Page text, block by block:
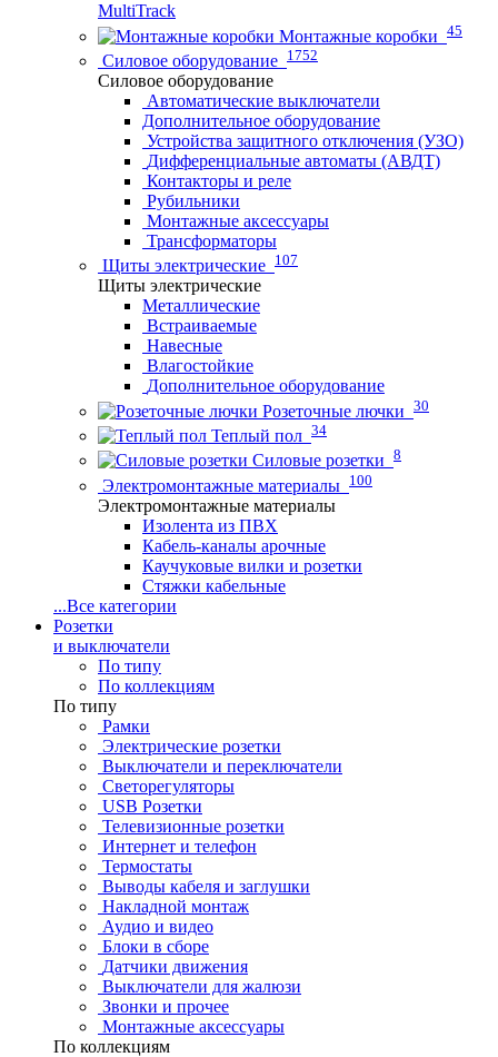
MultiTrack
Монтажные коробки 45
Силовое оборудование 1752
Силовое оборудование
Автоматические выключатели
Дополнительное оборудование
Устройства защитного отключения (УЗО)
Дифференциальные автоматы (АВДТ)
Контакторы и реле
Рубильники
Монтажные аксессуары
Трансформаторы
Щиты электрические 107
Щиты электрические
Металлические
Встраиваемые
Навесные
Влагостойкие
Дополнительное оборудование
Розеточные лючки 30
Теплый пол 34
Силовые розетки 8
Электромонтажные материалы 100
Электромонтажные материалы
Изолента из ПВХ
Кабель-каналы арочные
Каучуковые вилки и розетки
Стяжки кабельные
...Все категории
Розетки
и выключатели
По типу
По коллекциям
По типу
Рамки
Электрические розетки
Выключатели и переключатели
Светорегуляторы
USB Розетки
Телевизионные розетки
Интернет и телефон
Термостаты
Выводы кабеля и заглушки
Накладной монтаж
Аудио и видео
Блоки в сборе
Датчики движения
Выключатели для жалюзи
Звонки и прочее
Монтажные аксессуары
По коллекциям